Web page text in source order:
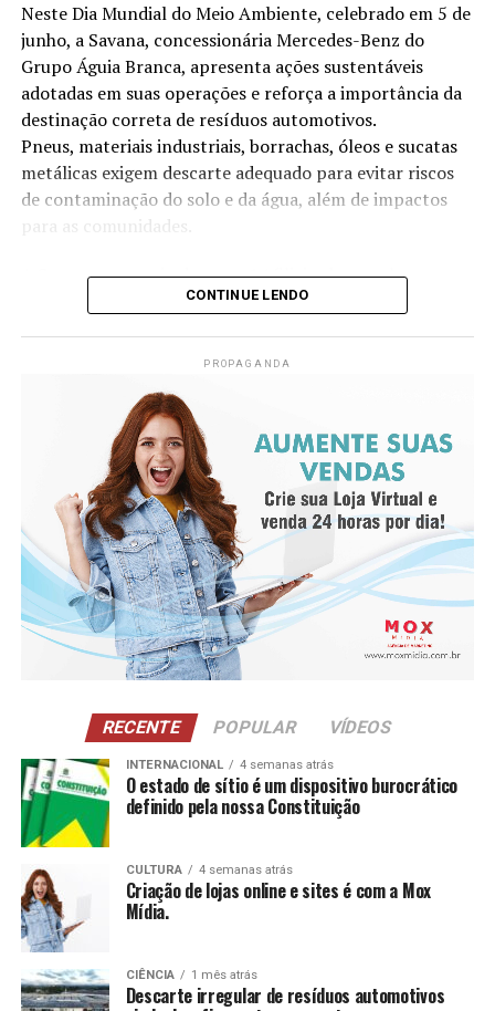
Neste Dia Mundial do Meio Ambiente, celebrado em 5 de
junho, a Savana, concessionária Mercedes-Benz do
Grupo Águia Branca, apresenta ações sustentáveis
adotadas em suas operações e reforça a importância da
destinação correta de resíduos automotivos.
Pneus, materiais industriais, borrachas, óleos e sucatas
metálicas exigem descarte adequado para evitar riscos
de contaminação do solo e da água, além de impactos
para as comunidades.
A Savana, por meio das suas 14 filiais, desenvolve
anualmente iniciativas voltadas à redução no consumo
energética e projetos sociais. As práticas adotadas
ISO 14001, norma internacional de gestão ambiental
conquistada pela empresa desde 2023.
Entre os principais resultados da concessionária está a
redução de 16% na captação de água de poço na loja de
São José dos Pinhais (PR) após a implantação de um
sistema de reuso na oficina. A iniciativa utiliza uma
estação própria de tratamento de efluentes para tratar
a água utilizada nos processos operacionais e reutilizá-la
CONTINUE LENDO
PROPAGANDA
RECENTE POPULAR VÍDEOS
INTERNACIONAL 4 semanas atrás
O estado de sítio é um dispositivo burocrático
definido pela nossa Constituição
CULTURA 4 semanas atrás
Criação de lojas online e sites é com a Mox
Mídia.
CIÊNCIA 1 mês atrás
Descarte irregular de resíduos automotivos